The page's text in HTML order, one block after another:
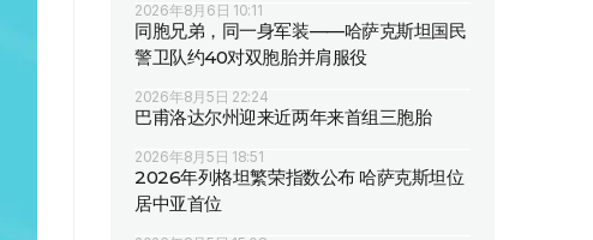
2026年8月6日 10:11
同胞兄弟，同一身军装——哈萨克斯坦国民
警卫队约40对双胞胎并肩服役
2026年8月5日 22:24
巴甫洛达尔州迎来近两年来首组三胞胎
2026年8月5日 18:51
2026年列格坦繁荣指数公布 哈萨克斯坦位
居中亚首位